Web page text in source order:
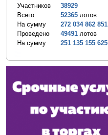
Участников
38929
Всего
52365 лотов
На сумму
272 034 862 851
Проведено
49491 лотов
На сумму
251 135 155 625